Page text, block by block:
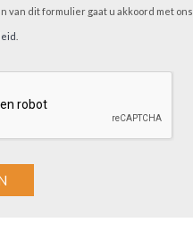
van dit formulier gaat u akkoord met ons